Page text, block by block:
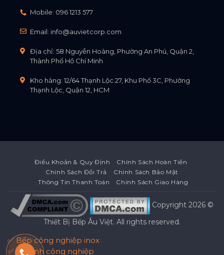
Mobile: 096 1213 577
Email: info@auvietcorp.com
Địa chỉ: 58 Nguyễn Hoàng, Phường An Phú, Quận 2,
Thành Phố Hồ Chí Minh
Kho hàng: 12/64 Thạnh Lộc 27, Khu Phố 3C, Phường
Thạnh Lộc, Quận 12, HCM
Điều Khoản & Quy Định
Chính Sách Hoàn Tiền
Chính Sách Đổi Trả
Chính Sách Bảo Mật
Thông Tin Thanh Toán
Chính Sách Giao Hàng
Copyright 2026 ©
Thiết Bị Bếp Âu Việt. All rights reserved.
✅ Bếp công nghiệp inox
✅ Tủ lạnh công nghiệp